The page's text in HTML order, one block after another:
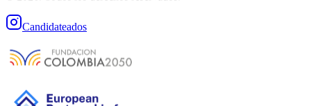
Candidateados